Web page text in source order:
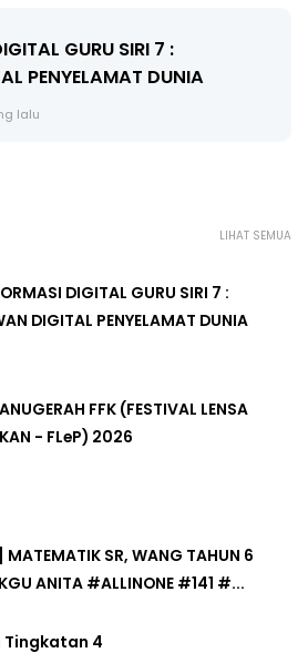
FFK (FESTIVAL LENSA
2026
yang lalu
LIHAT SEMUA
DIGITAL GURU SIRI 7 :
DIGITAL PENYELAMAT DUNIA
FFK (FESTIVAL LENSA
- FLeP) 2026
MATEMATIK SR, WANG TAHUN 6
ANITA #ALLINONE #141 #...
Tingkatan 4